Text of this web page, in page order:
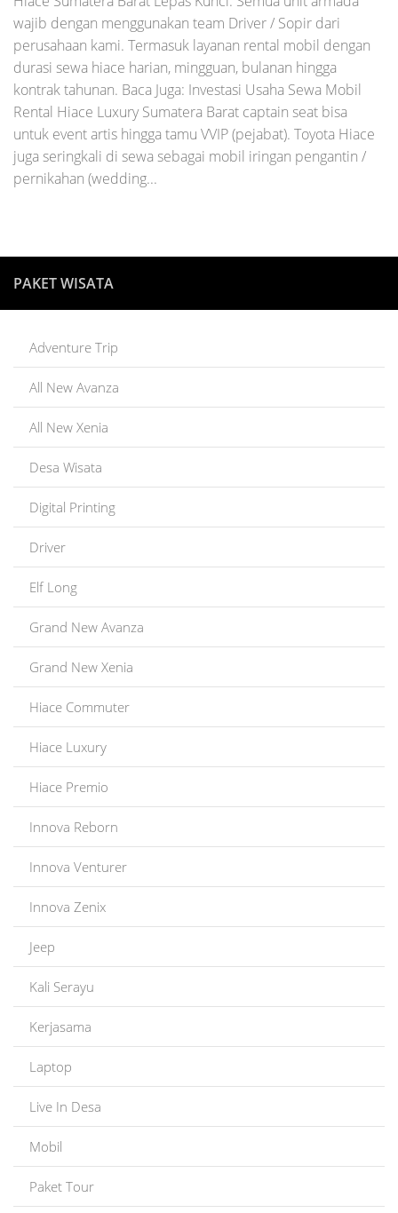
wajib dengan menggunakan team Driver / Sopir dari
perusahaan kami. Termasuk layanan rental mobil dengan
durasi sewa hiace harian, mingguan, bulanan hingga
kontrak tahunan. Baca Juga: Investasi Usaha Sewa Mobil
Rental Hiace Luxury Sumatera Barat captain seat bisa
untuk event artis hingga tamu VVIP (pejabat). Toyota Hiace
juga seringkali di sewa sebagai mobil iringan pengantin /
pernikahan (wedding...
PAKET WISATA
Adventure Trip
All New Avanza
All New Xenia
Desa Wisata
Digital Printing
Driver
Elf Long
Grand New Avanza
Grand New Xenia
Hiace Commuter
Hiace Luxury
Hiace Premio
Innova Reborn
Innova Venturer
Innova Zenix
Jeep
Kali Serayu
Kerjasama
Laptop
Live In Desa
Mobil
Paket Tour